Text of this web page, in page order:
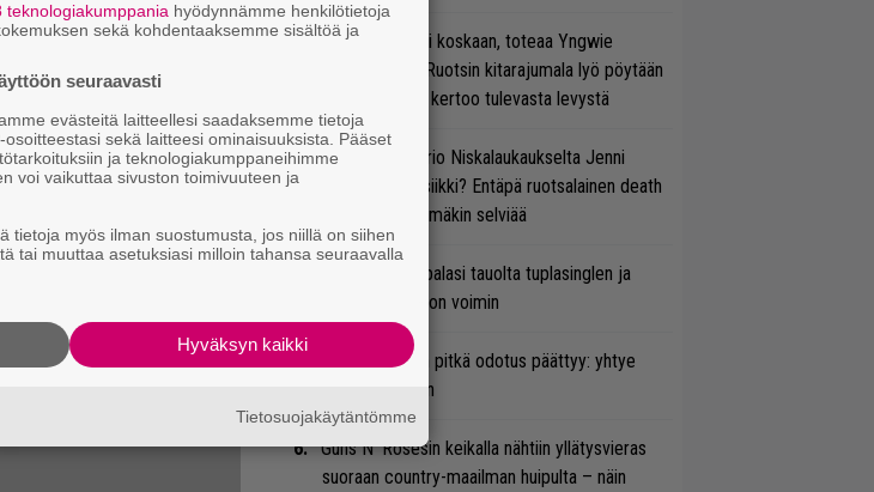
Se on nyt tai ei koskaan, toteaa Yngwie
Malmsteen – Ruotsin kitarajumala lyö pöytään
uuden biisin ja kertoo tulevasta levystä
Miten taipuu Trio Niskalaukaukselta Jenni
Vartiaisen musiikki? Entäpä ruotsalainen death
metal? Pian tämäkin selviää
Blind Channel palasi tauolta tuplasinglen ja
näyttävän videon voimin
Weezer-fanien pitkä odotus päättyy: yhtye
tulee Suomeen
Guns N’ Rosesin keikalla nähtiin yllätysvieras
suoraan country-maailman huipulta – näin
teknologiakumppania hyödynnämme henkilötietoja
sekä kohdentaaksemme sisältöä ja
seuraavasti
evästeitä laitteellesi saadaksemme tietoja
sekä laitteesi ominaisuuksista. Pääset
ja teknologiakumppaneihimme
voi vaikuttaa sivuston toimivuuteen ja
tietoja myös ilman suostumusta, jos niillä on siihen
tai muuttaa asetuksiasi milloin tahansa seuraavalla
Hyväksyn kaikki
Tietosuojakäytäntömme